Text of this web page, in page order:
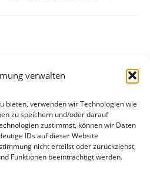
verwalten
bieten, verwenden wir Technologien wie
zu speichern und/oder darauf
zustimmst, können wir Daten
IDs auf dieser Website
nicht erteilst oder zurückziehst,
Funktionen beeinträchtigt werden.
06 Schwanheim
schwanheim.de/
(Frankfurt)